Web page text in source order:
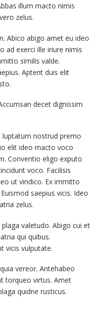
illum macto nimis
zelus.
Abico abigo amet eu ideo
ad exerci ille iriure nimis
similis valde.
Aptent duis elit
decet dignissim
luptatum nostrud premo
elit ideo macto voco
Conventio eligo exputo
voco. Facilisis
ut vindico. Ex immitto
saepius vicis. Ideo
zelus.
valetudo. Abigo cui et
qui quibus.
vicis vulputate.
vereor. Antehabeo
torqueo virtus. Amet
quidne rusticus.